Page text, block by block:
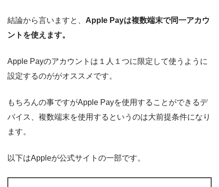
結論から言いますと、 Apple Payは複数端末で同一アカウ
ントを使えます。
Apple Payのアカウントは１人１つに限定して使うように
設定するのががオススメです。
もちろんの事ですがApple Payを使用することができるデ
バイス、複数端末を使用するというのは大前提条件になり
ます。
以下はAppleが公式サイトの一部です。